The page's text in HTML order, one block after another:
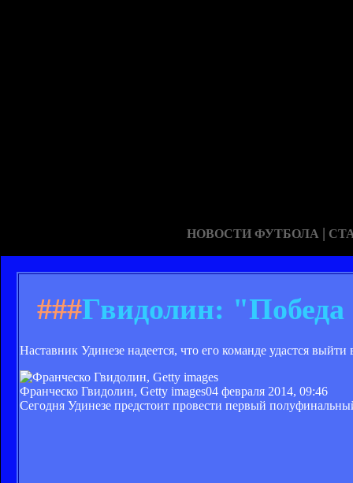
НОВОСТИ ФУТБОЛА |
###Гвидолин:
Наставник Удинезе надеется, что его команде удастся
Франческо Гвидолин, Getty images04 февраля 2014, 09:46
Сегодня Удинезе предстоит провести первый